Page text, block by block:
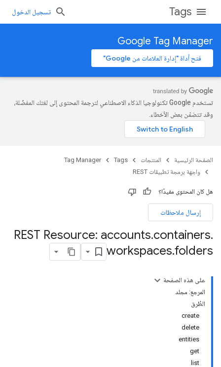
Tags تسجيل الدخول
Google Tag Manager
فتح أداة "إدارة العلامات من Google"
تستخدم Google تكنولوجيا الذكاء الاصطناعي لترجمة المحتوى إلى لغتك المفضّلة،
وقد تتضمّن بعض الأخطاء.
الصفحة الرئيسية المنتجات Tags
Tag Manager
واجهة برمجة تطبيقات REST
هل كان المحتوى مفيدًا؟
إرسال ملاحظات
REST Resource: accounts.containers.
workspaces.folders
على هذه الصفحة
المرجع: مجلد
الطُرق
create
delete
entities
get
list